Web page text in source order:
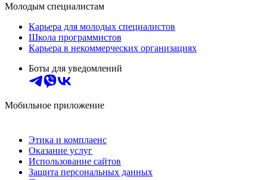
Молодым специалистам
Карьера для молодых специалистов
Школа программистов
Карьера в некоммерческих организациях
Боты для уведомлений
Мобильное приложение
Этика и комплаенс
Оказание услуг
Использование сайтов
Защита персональных данных